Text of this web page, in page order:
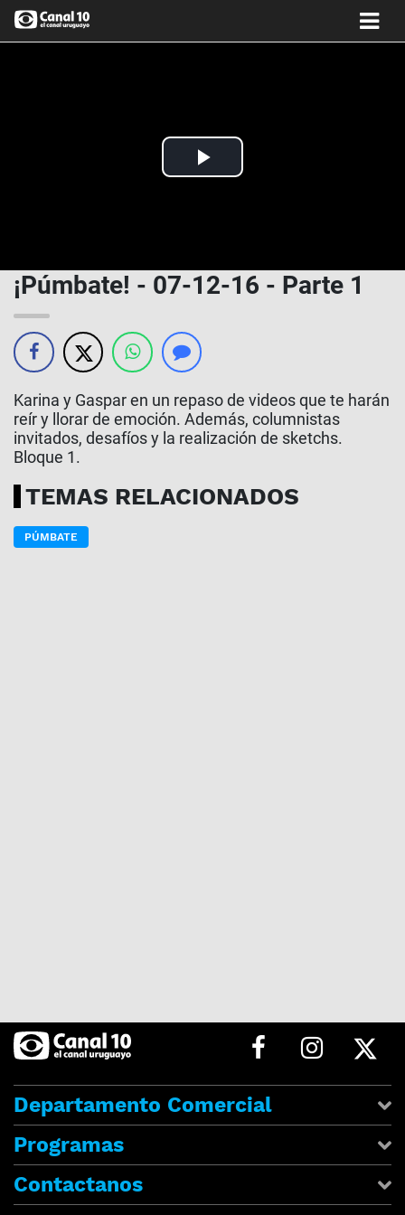
Play
¡Púmbate! - 07-12-16 - Parte 1
Karina y Gaspar en un repaso de videos que te harán
reír y llorar de emoción. Además, columnistas
invitados, desafíos y la realización de sketchs.
Bloque 1.
TEMAS RELACIONADOS
PÚMBATE
Departamento Comercial
Programas
Contactanos